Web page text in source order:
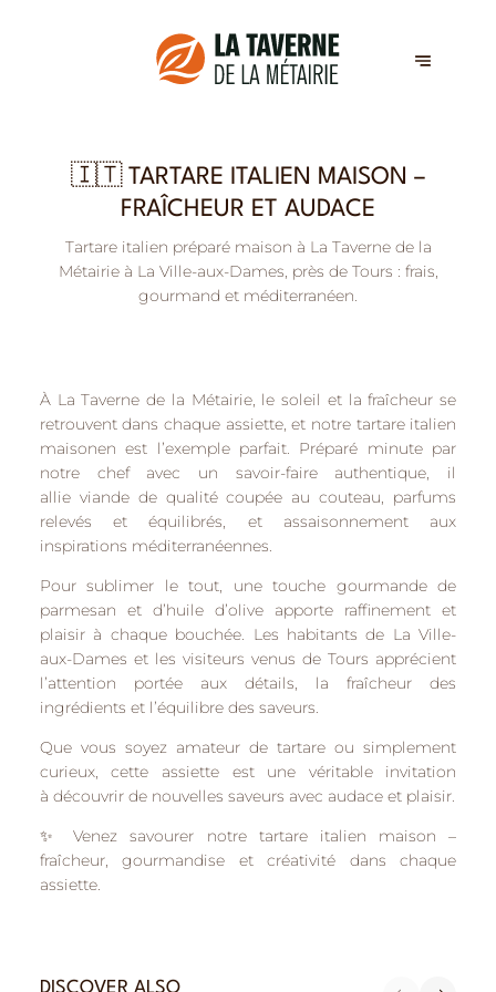
🇮🇹 TARTARE ITALIEN MAISON –
FRAÎCHEUR ET AUDACE
Tartare italien préparé maison à La Taverne de la
Métairie à La Ville-aux-Dames, près de Tours : frais,
gourmand et méditerranéen.
À La Taverne de la Métairie, le soleil et la fraîcheur se
retrouvent dans chaque assiette, et notre tartare italien
maisonen est l’exemple parfait. Préparé minute par
notre chef avec un savoir-faire authentique, il
allie viande de qualité coupée au couteau, parfums
relevés et équilibrés, et assaisonnement aux
inspirations méditerranéennes.
Pour sublimer le tout, unetouche gourmande de
parmesan et d’huile d’olive apporte raffinement et
plaisir à chaque bouchée. Les habitants de La Ville-
aux-Dames et les visiteurs venus deTours apprécient
l’attention portée aux détails, la fraîcheur des
ingrédients et l’équilibre des saveurs.
Que vous soyez amateur de tartare ou simplement
curieux, cette assiette est une véritable invitation
à découvrir de nouvelles saveurs avec audace et plaisir.
✨Venez savourer notre tartare italien maison –
fraîcheur, gourmandise et créativité dans chaque
assiette.
DISCOVER ALSO